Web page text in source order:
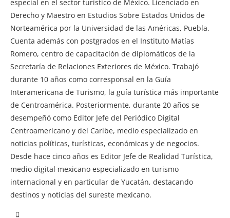
especial en el sector turístico de México. Licenciado en
Derecho y Maestro en Estudios Sobre Estados Unidos de
Norteamérica por la Universidad de las Américas, Puebla.
Cuenta además con postgrados en el Instituto Matías
Romero, centro de capacitación de diplomáticos de la
Secretaría de Relaciones Exteriores de México. Trabajó
durante 10 años como corresponsal en la Guía
Interamericana de Turismo, la guía turística más importante
de Centroamérica. Posteriormente, durante 20 años se
desempeñó como Editor Jefe del Periódico Digital
Centroamericano y del Caribe, medio especializado en
noticias políticas, turísticas, económicas y de negocios.
Desde hace cinco años es Editor Jefe de Realidad Turística,
medio digital mexicano especializado en turismo
internacional y en particular de Yucatán, destacando
destinos y noticias del sureste mexicano.